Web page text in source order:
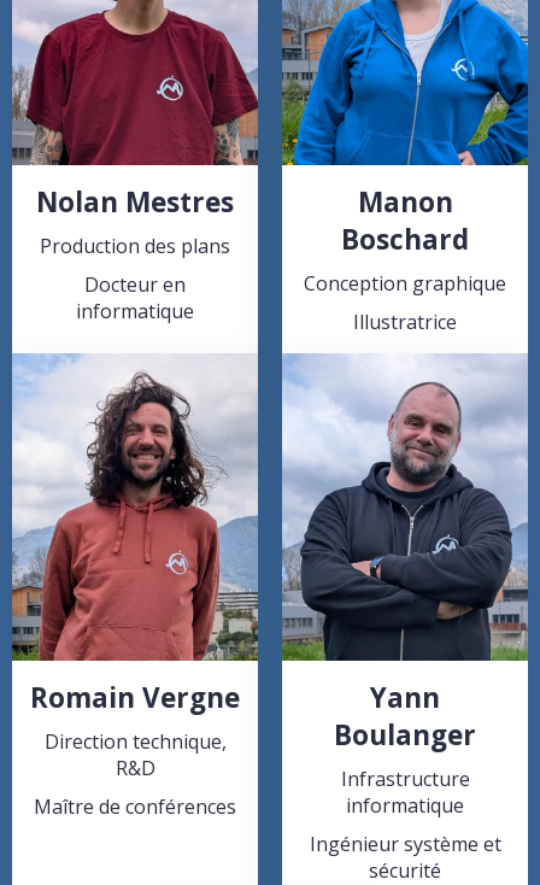
Nolan Mestres
Production des plans
Docteur en
informatique
Manon
Boschard
Conception graphique
Illustratrice
Romain Vergne
Direction technique,
R&D
Maître de conférences
Yann
Boulanger
Infrastructure
informatique
Ingénieur système et
sécurité